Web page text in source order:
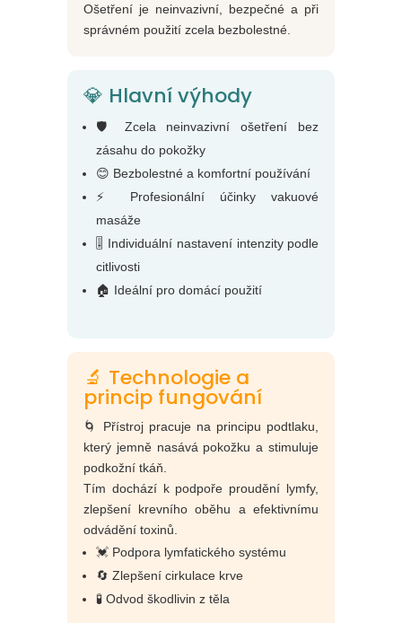
Ošetření je neinvazivní, bezpečné a při
správném použití zcela bezbolestné.
💎 Hlavní výhody
🛡️ Zcela neinvazivní ošetření bez
zásahu do pokožky
😊 Bezbolestné a komfortní používání
⚡ Profesionální účinky vakuové
masáže
🎚️ Individuální nastavení intenzity podle
citlivosti
🏠 Ideální pro domácí použití
🔬 Technologie a
princip fungování
🌀 Přístroj pracuje na principu podtlaku,
který jemně nasává pokožku a stimuluje
podkožní tkáň.
Tím dochází k podpoře proudění lymfy,
zlepšení krevního oběhu a efektivnímu
odvádění toxinů.
💓 Podpora lymfatického systému
🔄 Zlepšení cirkulace krve
🧪 Odvod škodlivin z těla